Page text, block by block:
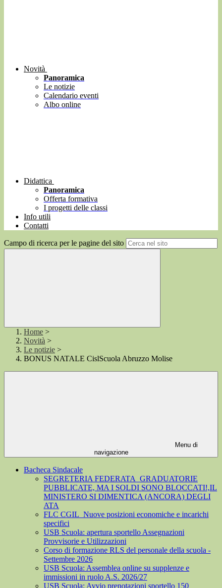
Novità
Panoramica
Le notizie
Calendario eventi
Albo online
Didattica
Panoramica
Offerta formativa
I progetti delle classi
Info utili
Contatti
Campo di ricerca per le pagine del sito
Home >
Novità >
Le notizie >
BONUS NATALE CislScuola Abruzzo Molise
Menu di
navigazione
Bacheca Sindacale
SEGRETERIA FEDERATA_GRADUATORIE
PUBBLICATE, MA I SOLDI SONO BLOCCATI!,IL
MINISTERO SI DIMENTICA (ANCORA) DEGLI
ATA
FLC CGIL_Nuove posizioni economiche e incarichi
specifici
USB Scuola: apertura sportello Assegnazioni
Provvisorie e Utilizzazioni
Corso di formazione RLS del personale della scuola -
Settembre 2026
USB Scuola: Assemblea online su supplenze e
immissioni in ruolo A.S. 2026/27
USB Scuola: Avvio prenotazioni sportello 150